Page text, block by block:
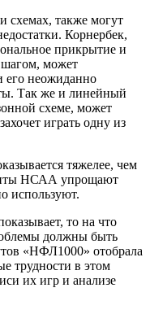
схемах, также могут
Корнербек,
прикрытие и
шагом, может
его неожиданно
Так же и линейный
схеме, может
играть одну из
тяжелее, чем
НСАА упрощают
используют.
то на что
должны быть
«НФЛ1000» отобрала
трудности в этом
их игр и анализе